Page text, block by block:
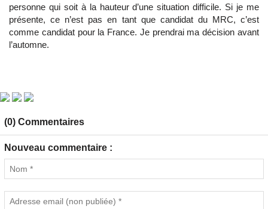
personne qui soit à la hauteur d’une situation difficile. Si je me
présente, ce n’est pas en tant que candidat du MRC, c’est
comme candidat pour la France. Je prendrai ma décision avant
l’automne.
(0) Commentaires
Nouveau commentaire :